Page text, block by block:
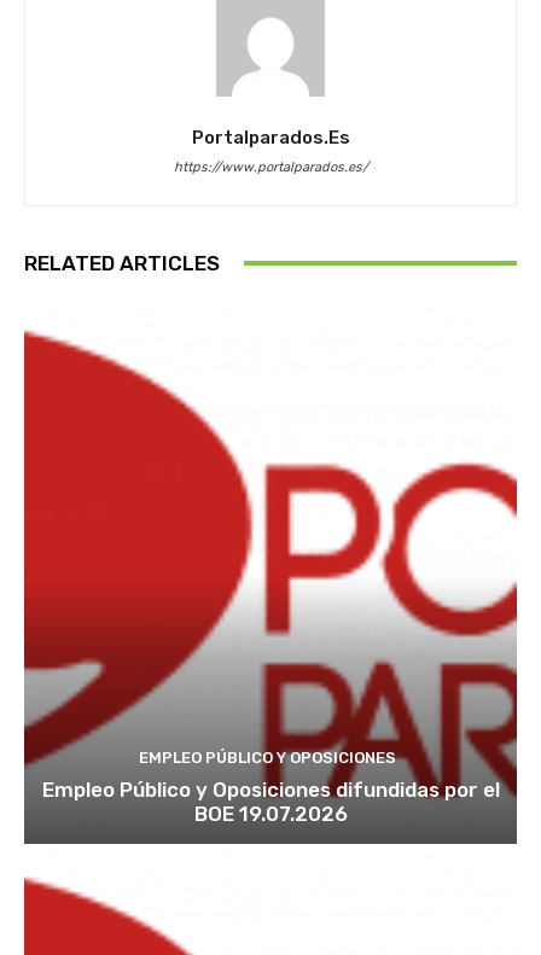
Portalparados.es
https://www.portalparados.es/
RELATED ARTICLES
EMPLEO PÚBLICO Y OPOSICIONES
Empleo Público y Oposiciones difundidas por el
BOE 19.07.2026